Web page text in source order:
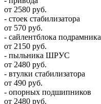
от 2580 руб.
- стоек стабилизатора
от 570 руб.
- сайлентблока подрамника
от 2150 руб.
- пыльника ШРУС
от 2480 руб.
- втулки стабилизатора
от 490 руб.
- опорных подшипников
от 2480 руб.